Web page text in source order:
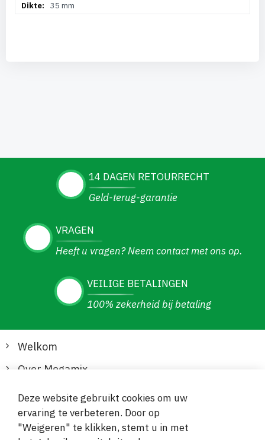
35 mm
14 DAGEN RETOURRECHT
Geld-terug-garantie
VRAGEN
Heeft u vragen? Neem contact met ons op.
VEILIGE BETALINGEN
100% zekerheid bij betaling
Welkom
Over Megamix
Informatie
Klantenservice
Deze website gebruikt cookies om uw
ervaring te verbeteren. Door op
"Weigeren" te klikken, stemt u in met